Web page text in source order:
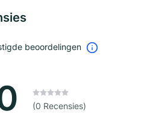
beoordelingen
(0 Recensies)